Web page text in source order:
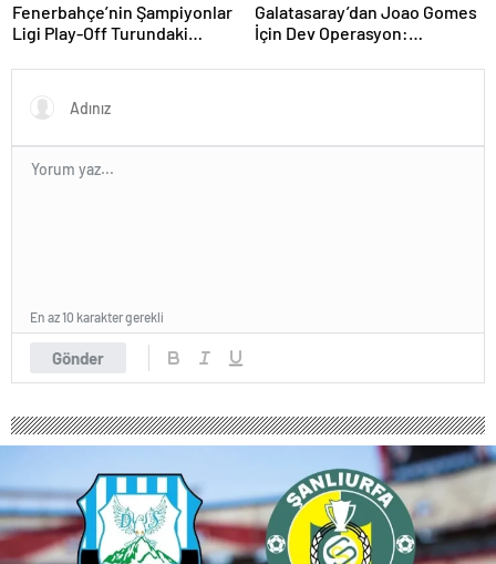
Fenerbahçe’nin Şampiyonlar
Ligi Play-Off Turundaki
Oldu!
Galatasaray’dan Joao Gomes
İçin Dev Operasyon:
Gündemde
Gönder
En az 10 karakter gerekli